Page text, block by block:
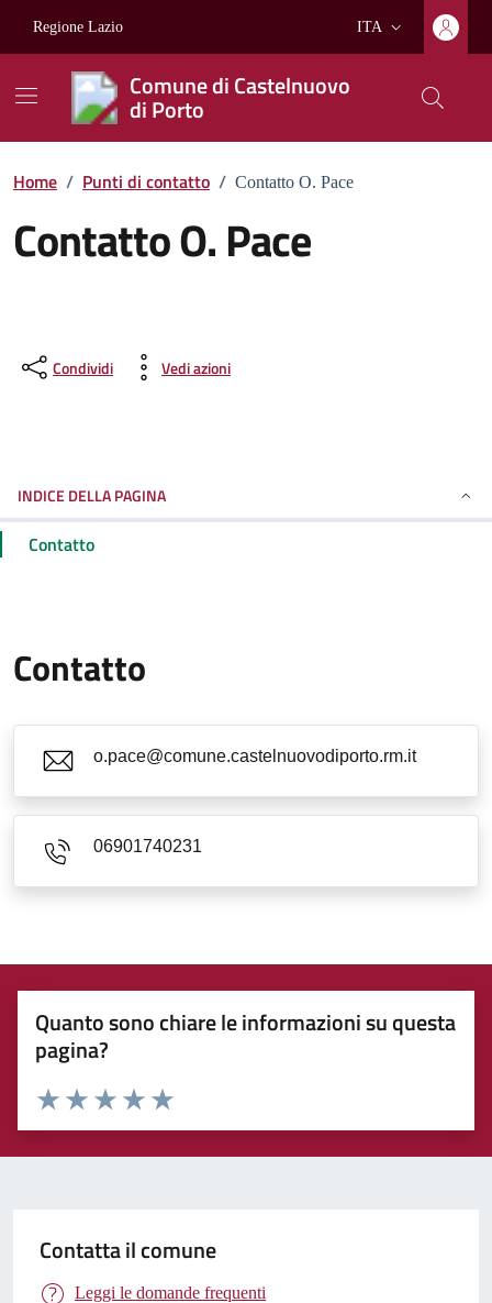
Regione Lazio
Lingua attiva:
ITA
Comune di Castelnuovo
di Porto
Home / Punti di contatto / Contatto O. Pace
Contatto O. Pace
Condividi Vedi azioni
INDICE DELLA PAGINA
Contatto
Contatto
o.pace@comune.castelnuovodiporto.rm.it
06901740231
Quanto sono chiare le informazioni su questa
pagina?
Contatta il comune
Leggi le domande frequenti